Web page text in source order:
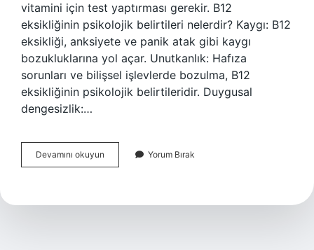
vitamini için test yaptırması gerekir. B12
eksikliğinin psikolojik belirtileri nelerdir? Kaygı: B12
eksikliği, anksiyete ve panik atak gibi kaygı
bozukluklarına yol açar. Unutkanlık: Hafıza
sorunları ve bilişsel işlevlerde bozulma, B12
eksikliğinin psikolojik belirtileridir. Duygusal
dengesizlik:…
Devamını okuyun
Eksikliği
Yapar
Yorum Bırak